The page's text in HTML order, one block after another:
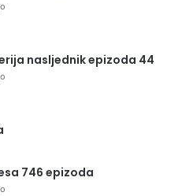
nasljednik epizoda 44
746 epizoda